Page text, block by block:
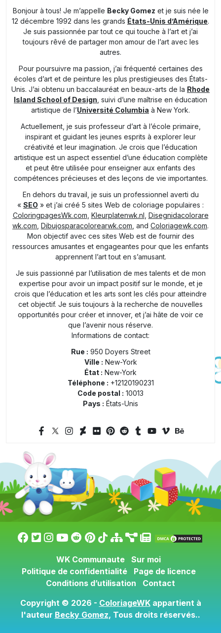
Bonjour à tous! Je m’appelle Becky Gomez et je suis née le
12 décembre 1992 dans les grands États-Unis d’Amérique.
Je suis passionnée par tout ce qui touche à l’art et j’ai
toujours rêvé de partager mon amour de l’art avec les
autres.
Pour poursuivre ma passion, j’ai fréquenté certaines des
écoles d’art et de peinture les plus prestigieuses des États-
Unis. J’ai obtenu un baccalauréat en beaux-arts de la Rhode
Island School of Design , suivi d’une maîtrise en éducation
artistique de l’Université Columbia à New York.
Actuellement, je suis professeur d’art à l’école primaire,
inspirant et guidant les jeunes esprits à explorer leur
créativité et leur imagination. Je crois que l’éducation
artistique est un aspect essentiel d’une éducation complète
et peut être utilisée pour enseigner aux enfants des
compétences précieuses et des leçons de vie importantes.
En dehors du travail, je suis un professionnel averti du
« SEO » et j’ai créé 5 sites Web de coloriage populaires :
ColoringpagesWk.com Kleurplatenwk.nl Disegnidacolorare
wk.com Dibujosparacolorearwk.com , and Coloriagewk.com.
Mon objectif avec ces sites Web est de fournir des
ressources amusantes et engageantes pour que les enfants
apprennent l’art tout en s’amusant.
Je suis passionné par l’utilisation de mes talents et de mon
expertise pour avoir un impact positif sur le monde, et je
crois que l’éducation et les arts sont les clés pour atteindre
cet objectif. Je suis toujours à la recherche de nouvelles
opportunités pour créer et innover, et j’ai hâte de voir ce
que l’avenir nous réserve.
Informations de contact:
Rue : 950 Doyers Street
Ville : New-York
État : New-York
Téléphone : +12120190231
Code postal : 10013
Pays : États-Unis
WK Communaute
Sur moi
Politique de confidentialité
Page de licence
Conditions d’utilisation
Contact
Copyright © 2026 - ColoriageWKappartient à
l'auteur Becky Gomez, Tous droits réservés..